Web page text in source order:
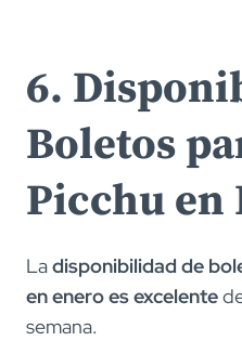
6.
Boletos
Picchu en
Ladisponibilidad de
en enero es excelente
semana.